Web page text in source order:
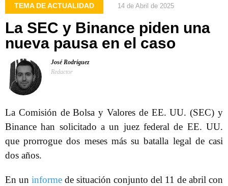
TEMA DE ACTUALIDAD 14 de Abril de 2025
La SEC y Binance piden una
nueva pausa en el caso
José Rodríguez
Redactor
La Comisión de Bolsa y Valores de EE. UU. (SEC) y
Binance han solicitado a un juez federal de EE. UU.
que prorrogue dos meses más su batalla legal de casi
dos años.
En un informe de situación conjunto del 11 de abril con